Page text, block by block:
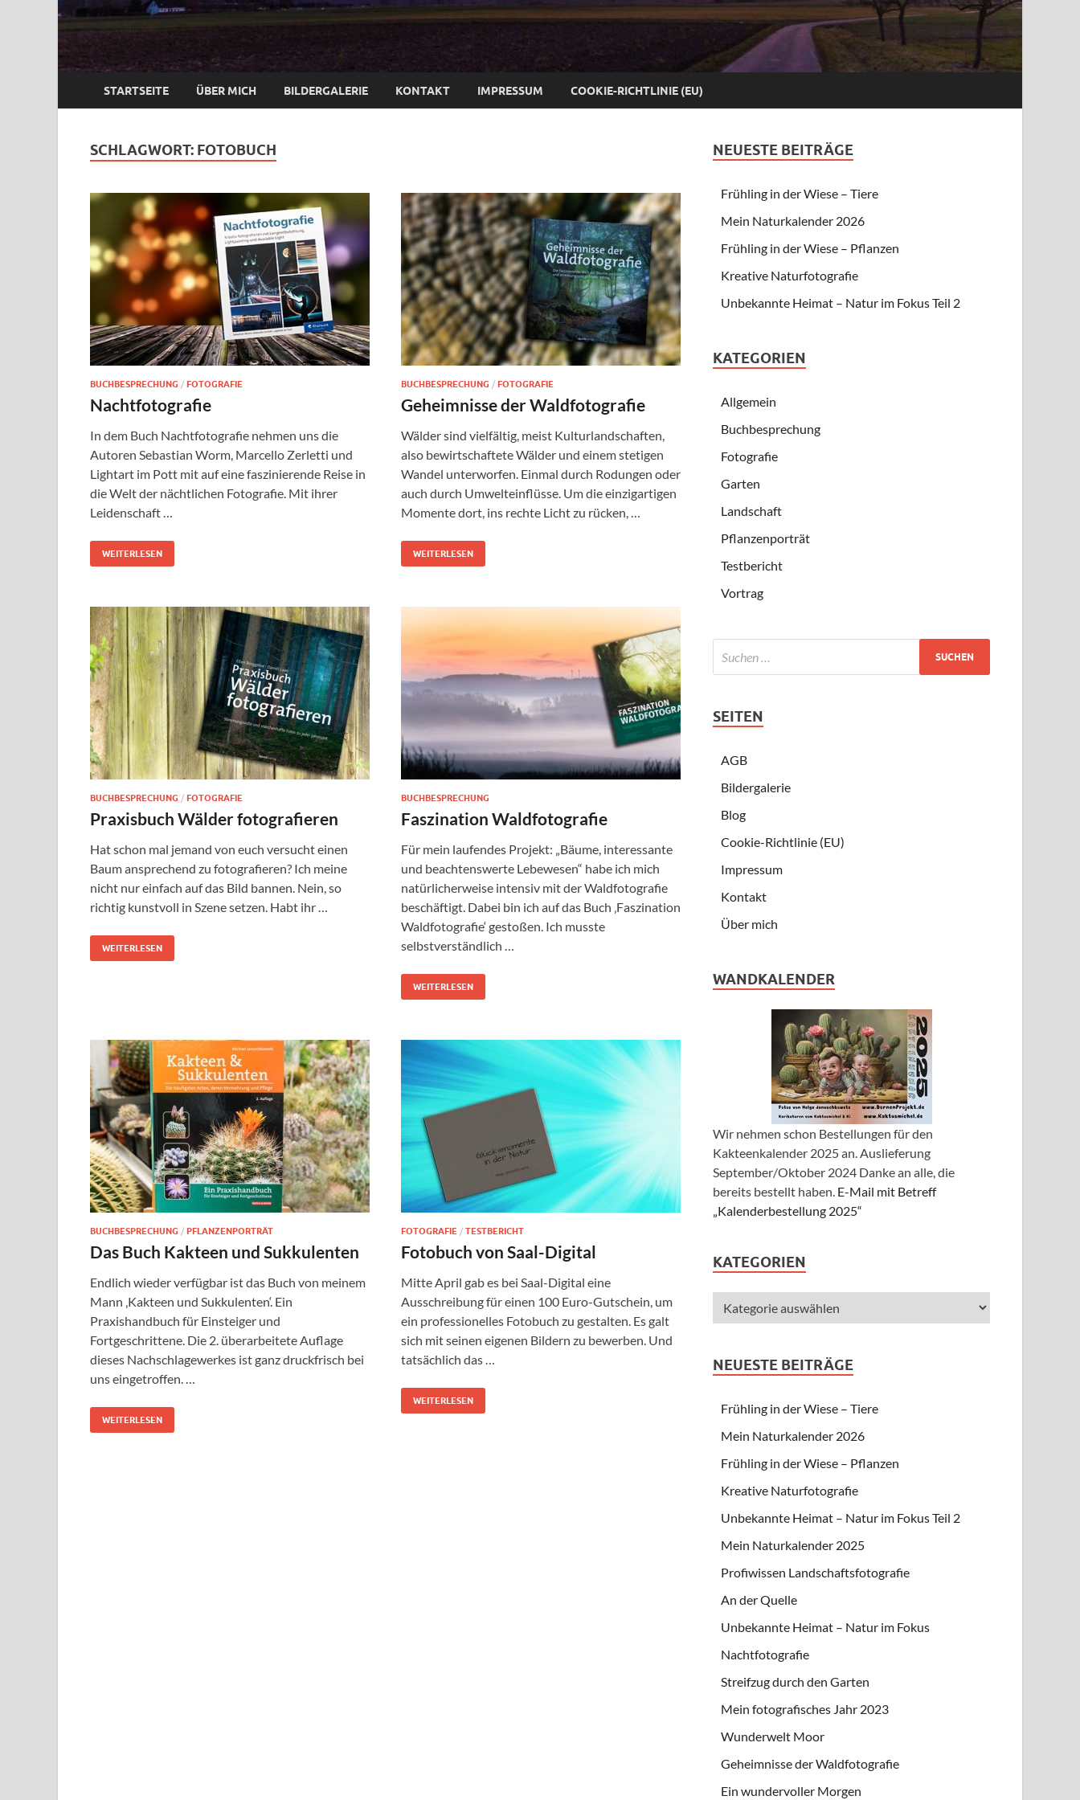
STARTSEITE ÜBER MICH BILDERGALERIE KONTAKT IMPRESSUM COOKIE-RICHTLINIE (EU)
SCHLAGWORT: FOTOBUCH
BUCHBESPRECHUNG / FOTOGRAFIE
Nachtfotografie
In dem Buch Nachtfotografie nehmen uns die
Autoren Sebastian Worm, Marcello Zerletti und
Lightart im Pott mit auf eine faszinierende Reise in
die Welt der nächtlichen Fotografie. Mit ihrer
Leidenschaft …
WEITERLESEN
BUCHBESPRECHUNG / FOTOGRAFIE
Geheimnisse der Waldfotografie
Wälder sind vielfältig, meist Kulturlandschaften,
also bewirtschaftete Wälder und einem stetigen
Wandel unterworfen. Einmal durch Rodungen oder
auch durch Umwelteinflüsse. Um die einzigartigen
Momente dort, ins rechte Licht zu rücken, …
WEITERLESEN
BUCHBESPRECHUNG / FOTOGRAFIE
Praxisbuch Wälder fotografieren
Hat schon mal jemand von euch versucht einen
Baum ansprechend zu fotografieren? Ich meine
nicht nur einfach auf das Bild bannen. Nein, so
richtig kunstvoll in Szene setzen. Habt ihr …
WEITERLESEN
BUCHBESPRECHUNG
Faszination Waldfotografie
Für mein laufendes Projekt: „Bäume, interessante
und beachtenswerte Lebewesen“ habe ich mich
natürlicherweise intensiv mit der Waldfotografie
beschäftigt. Dabei bin ich auf das Buch ‚Faszination
Waldfotografie‘ gestoßen. Ich musste
selbstverständlich …
WEITERLESEN
BUCHBESPRECHUNG / PFLANZENPORTRÄT
Das Buch Kakteen und Sukkulenten
Endlich wieder verfügbar ist das Buch von meinem
Mann ‚Kakteen und Sukkulenten‘. Ein
Praxishandbuch für Einsteiger und
Fortgeschrittene. Die 2. überarbeitete Auflage
dieses Nachschlagewerkes ist ganz druckfrisch bei
uns eingetroffen. …
WEITERLESEN
FOTOGRAFIE / TESTBERICHT
Fotobuch von Saal-Digital
Mitte April gab es bei Saal-Digital eine
Ausschreibung für einen 100 Euro-Gutschein, um
ein professionelles Fotobuch zu gestalten. Es galt
sich mit seinen eigenen Bildern zu bewerben. Und
tatsächlich das …
WEITERLESEN
NEUESTE BEITRÄGE
Frühling in der Wiese – Tiere
Mein Naturkalender 2026
Frühling in der Wiese – Pflanzen
Kreative Naturfotografie
Unbekannte Heimat – Natur im Fokus Teil 2
KATEGORIEN
Allgemein
Buchbesprechung
Fotografie
Garten
Landschaft
Pflanzenporträt
Testbericht
Vortrag
SEITEN
AGB
Bildergalerie
Blog
Cookie-Richtlinie (EU)
Impressum
Kontakt
Über mich
WANDKALENDER
Wir nehmen schon Bestellungen für den
Kakteenkalender 2025 an. Auslieferung
September/Oktober 2024 Danke an alle, die
bereits bestellt haben. E-Mail mit Betreff
„Kalenderbestellung 2025“
KATEGORIEN
NEUESTE BEITRÄGE
Frühling in der Wiese – Tiere
Mein Naturkalender 2026
Frühling in der Wiese – Pflanzen
Kreative Naturfotografie
Unbekannte Heimat – Natur im Fokus Teil 2
Mein Naturkalender 2025
Profiwissen Landschaftsfotografie
An der Quelle
Unbekannte Heimat – Natur im Fokus
Nachtfotografie
Streifzug durch den Garten
Mein fotografisches Jahr 2023
Wunderwelt Moor
Geheimnisse der Waldfotografie
Ein wundervoller Morgen